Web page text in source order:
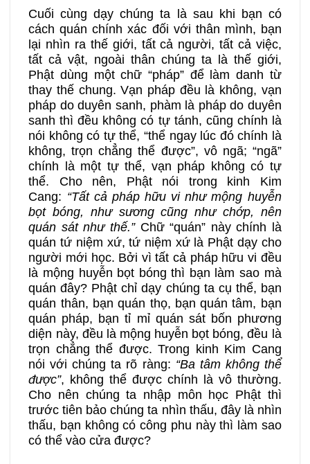
Cuối cùng dạy chúng ta là sau khi bạn có
cách quán chính xác đối với thân mình, bạn
lại nhìn ra thế giới, tất cả người, tất cả việc,
tất cả vật, ngoài thân chúng ta là thế giới,
Phật dùng một chữ “pháp” để làm danh từ
thay thế chung. Vạn pháp đều là không, vạn
pháp do duyên sanh, phàm là pháp do duyên
sanh thì đều không có tự tánh, cũng chính là
nói không có tự thể, “thể ngay lúc đó chính là
không, trọn chẳng thể được”, vô ngã; “ngã”
chính là một tự thể, vạn pháp không có tự
thể. Cho nên, Phật nói trong kinh Kim
Cang: “Tất cả pháp hữu vi như mộng huyễn
bọt bóng, như sương cũng như chớp, nên
quán sát như thế.” Chữ “quán” này chính là
quán tứ niệm xứ, tứ niệm xứ là Phật dạy cho
người mới học. Bởi vì tất cả pháp hữu vi đều
là mộng huyễn bọt bóng thì bạn làm sao mà
quán đây? Phật chỉ dạy chúng ta cụ thể, bạn
quán thân, bạn quán thọ, bạn quán tâm, bạn
quán pháp, bạn tỉ mỉ quán sát bốn phương
diện này, đều là mộng huyễn bọt bóng, đều là
trọn chẳng thể được. Trong kinh Kim Cang
nói với chúng ta rõ ràng: “Ba tâm không thể
được”, không thể được chính là vô thường.
Cho nên chúng ta nhập môn học Phật thì
trước tiên bảo chúng ta nhìn thấu, đây là nhìn
thấu, bạn không có công phu này thì làm sao
có thể vào cửa được?